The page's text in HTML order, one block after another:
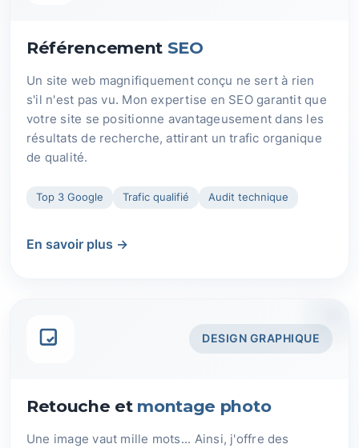
Référencement SEO
Un site web magnifiquement conçu ne sert à rien
s'il n'est pas vu. Mon expertise en SEO garantit que
votre site se positionne avantageusement dans les
résultats de recherche, attirant un trafic organique
de qualité.
Top 3 Google Trafic qualifié Audit technique
En savoir plus →
DESIGN GRAPHIQUE
Retouche et montage photo
Une image vaut mille mots... Ainsi, j'offre des